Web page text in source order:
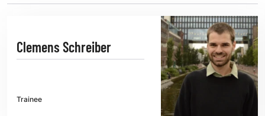
Clemens Schreiber
Trainee